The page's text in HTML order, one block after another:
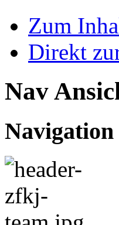
Zum
Direkt
Nav
Navigation